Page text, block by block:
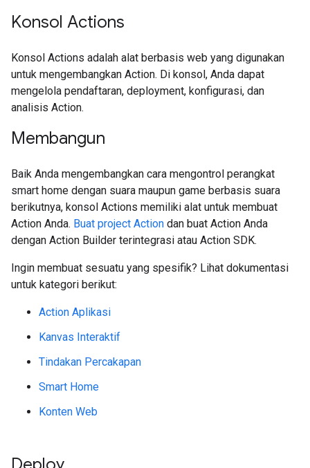
Konsol Actions
Konsol Actions adalah alat berbasis web yang digunakan
untuk mengembangkan Action. Di konsol, Anda dapat
mengelola pendaftaran, deployment, konfigurasi, dan
analisis Action.
Membangun
Baik Anda mengembangkan cara mengontrol perangkat
smart home dengan suara maupun game berbasis suara
berikutnya, konsol Actions memiliki alat untuk membuat
Action Anda. Buat project Action dan buat Action Anda
dengan Action Builder terintegrasi atau Action SDK.
Ingin membuat sesuatu yang spesifik? Lihat dokumentasi
untuk kategori berikut:
Action Aplikasi
Kanvas Interaktif
Tindakan Percakapan
Smart Home
Konten Web